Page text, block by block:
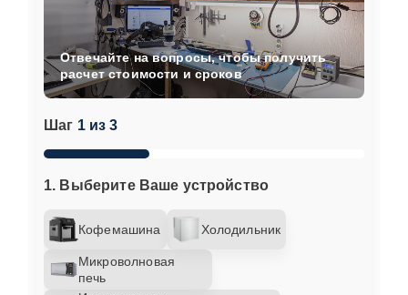
Шаг 1 из 3
1. Выберите Ваше устройство
Кофемашина Холодильник
Микроволновая
печь
Отвечайте на вопросы, чтобы получить
расчет стоимости и сроков